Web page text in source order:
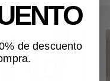
de descuento